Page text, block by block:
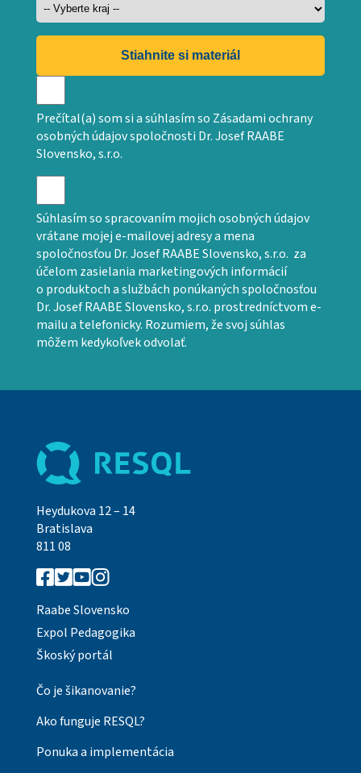
Stiahnite si materiál
Prečítal(a) som si a súhlasím so Zásadami ochrany
osobných údajov spoločnosti Dr. Josef RAABE
Slovensko, s.r.o.
Súhlasím so spracovaním mojich osobných údajov
vrátane mojej e-mailovej adresy a mena
spoločnosťou Dr. Josef RAABE Slovensko, s.r.o. za
účelom zasielania marketingových informácií
o produktoch a službách ponúkaných spoločnosťou
Dr. Josef RAABE Slovensko, s.r.o. prostredníctvom e-
mailu a telefonicky. Rozumiem, že svoj súhlas
môžem kedykoľvek odvolať.
Heydukova 12 – 14
Bratislava
811 08
Raabe Slovensko
Expol Pedagogika
Škoský portál
Čo je šikanovanie?
Ako funguje RESQL?
Ponuka a implementácia